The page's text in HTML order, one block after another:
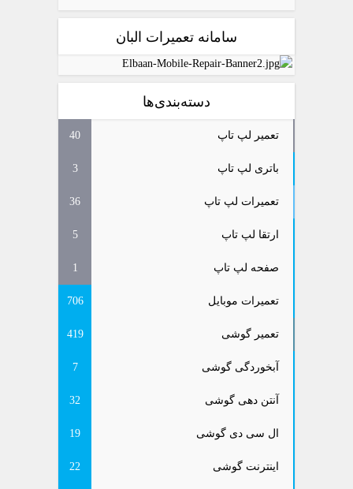
سامانه تعمیرات البان
دسته‌بندی‌ها
تعمیر لپ تاپ 40
باتری لپ تاپ 3
تعمیرات لپ تاپ 36
ارتقا لپ تاپ 5
صفحه لپ تاپ 1
تعمیرات موبایل 706
تعمیر گوشی 419
آبخوردگی گوشی 7
آنتن دهی گوشی 32
ال سی دی گوشی 19
اینترنت گوشی 22